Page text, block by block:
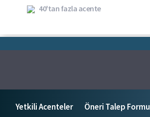
40'tan fazla acente
Yetkili Acenteler Öneri Talep Formu